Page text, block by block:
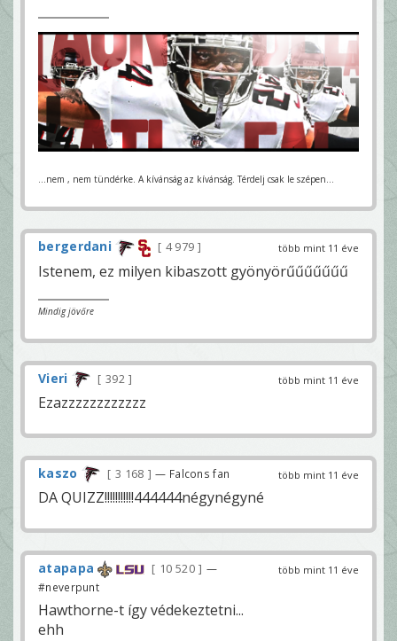
...nem , nem tündérke. A kívánság az kívánság. Térdelj csak le szépen...
több mint 11 éve
bergerdani 4 979
Istenem, ez milyen kibaszott gyönyörűűűűűűű
Mindig jövőre
több mint 11 éve
Vieri 392
Ezazzzzzzzzzzzz
több mint 11 éve
kaszo 3 168 — Falcons fan
DA QUIZZ!!!!!!!!!!!444444négynégyné
több mint 11 éve
atapapa 10 520
—
#neverpunt
Hawthorne-t így védekeztetni...
ehh